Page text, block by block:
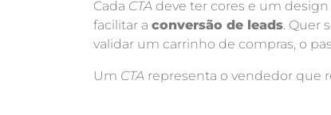
Cada CTA deve ter cores e um
facilitar a conversão de leads. Quer
validar um carrinho de compras, o
Um CTA representa o vendedor que